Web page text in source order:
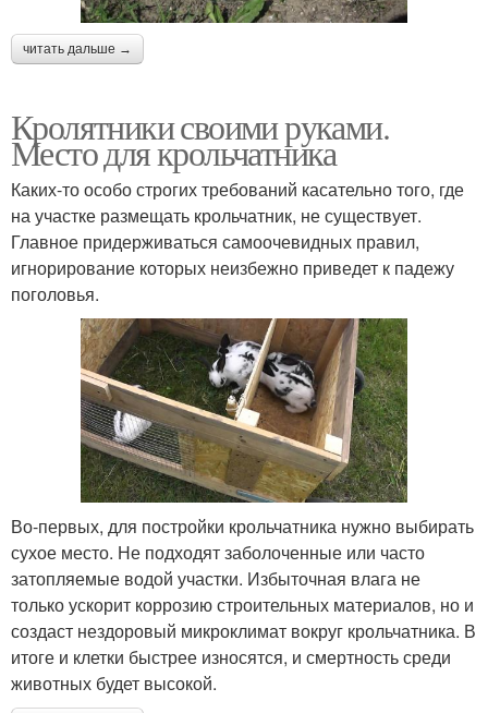
читать дальше →
Кролятники своими руками.
Место для крольчатника
Каких-то особо строгих требований касательно того, где
на участке размещать крольчатник, не существует.
Главное придерживаться самоочевидных правил,
игнорирование которых неизбежно приведет к падежу
поголовья.
Во-первых, для постройки крольчатника нужно выбирать
сухое место. Не подходят заболоченные или часто
затопляемые водой участки. Избыточная влага не
только ускорит коррозию строительных материалов, но и
создаст нездоровый микроклимат вокруг крольчатника. В
итоге и клетки быстрее износятся, и смертность среди
животных будет высокой.